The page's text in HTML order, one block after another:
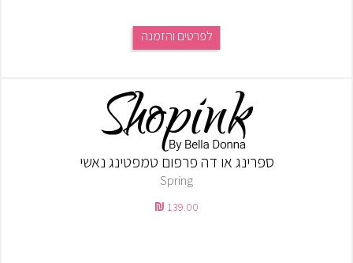
לפרטים והזמנה
ספרינג או דה פרפום טמפטינג נאשי
Spring
139.00